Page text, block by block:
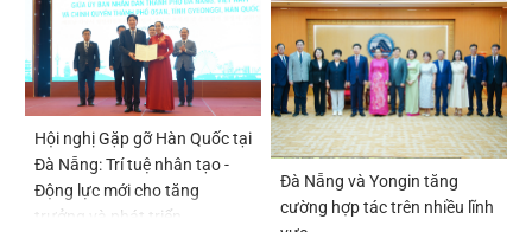
Hội nghị Gặp gỡ Hàn Quốc tại
Đà Nẵng: Trí tuệ nhân tạo -
Động lực mới cho tăng
trưởng và phát triển
Đà Nẵng và Yongin tăng
cường hợp tác trên nhiều lĩnh